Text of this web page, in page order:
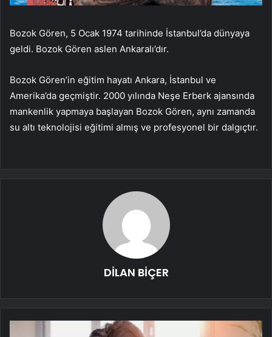
Bozok Gören, 5 Ocak 1974 tarihinde İstanbul’da dünyaya
geldi. Bozok Gören aslen Ankaralı’dır.
Bozok Gören’in eğitim hayatı Ankara, İstanbul ve
Amerika’da geçmiştir. 2000 yılında Neşe Erberk ajansında
mankenlik yapmaya başlayan Bozok Gören, aynı zamanda
su altı teknolojisi eğitimi almış ve profesyonel bir dalgıçtır.
DİLAN BİÇER